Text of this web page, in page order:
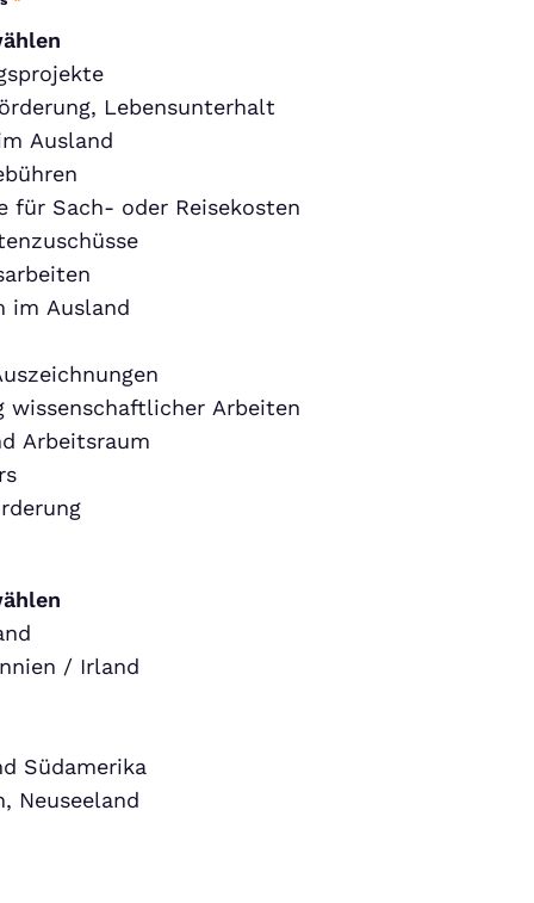
Lebensunterhalt
Ausland
für Sach- oder Reisekosten
im Ausland
wissenschaftlicher Arbeiten
Arbeitsraum
/ Irland
Südamerika
Neuseeland